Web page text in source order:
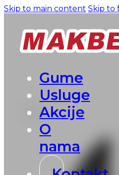
Skip to main content Skip to
Gume
Usluge
Akcije
O
nama